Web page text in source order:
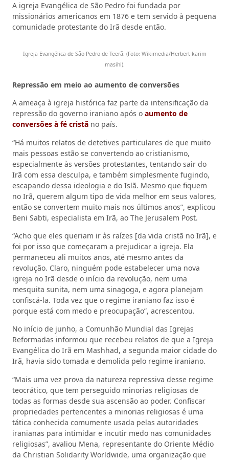
A igreja Evangélica de São Pedro foi fundada por
missionários americanos em 1876 e tem servido à pequena
comunidade protestante do Irã desde então.
Igreja Evangélica de São Pedro de Teerã. (Foto: Wikimedia/Herbert karim
masihi).
Repressão em meio ao aumento de conversões
A ameaça à igreja histórica faz parte da intensificação da
repressão do governo iraniano após o aumento de
conversões à fé cristã no país.
“Há muitos relatos de detetives particulares de que muito
mais pessoas estão se convertendo ao cristianismo,
especialmente às versões protestantes, tentando sair do
Irã com essa desculpa, e também simplesmente fugindo,
escapando dessa ideologia e do Islã. Mesmo que fiquem
no Irã, querem algum tipo de vida melhor em seus valores,
então se convertem muito mais nos últimos anos”, explicou
Beni Sabti, especialista em Irã, ao The Jerusalem Post.
“Acho que eles queriam ir às raízes [da vida cristã no Irã], e
foi por isso que começaram a prejudicar a igreja. Ela
permaneceu ali muitos anos, até mesmo antes da
revolução. Claro, ninguém pode estabelecer uma nova
igreja no Irã desde o início da revolução, nem uma
mesquita sunita, nem uma sinagoga, e agora planejam
confiscá-la. Toda vez que o regime iraniano faz isso é
porque está com medo e preocupação”, acrescentou.
No início de junho, a Comunhão Mundial das Igrejas
Reformadas informou que recebeu relatos de que a Igreja
Evangélica do Irã em Mashhad, a segunda maior cidade do
Irã, havia sido tomada e demolida pelo regime iraniano.
“Mais uma vez prova da natureza repressiva desse regime
teocrático, que tem perseguido minorias religiosas de
todas as formas desde sua ascensão ao poder. Confiscar
propriedades pertencentes a minorias religiosas é uma
tática conhecida comumente usada pelas autoridades
iranianas para intimidar e incutir medo nas comunidades
religiosas”, avaliou Mena, representante do Oriente Médio
da Christian Solidarity Worldwide, uma organização que